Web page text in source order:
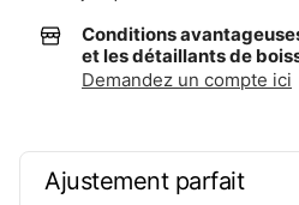
Conditions
et les détaillants de
Demandez un compte ici
Ajustement parfait